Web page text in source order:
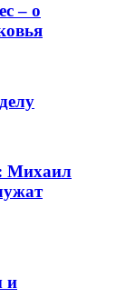
– о
Михаил
и